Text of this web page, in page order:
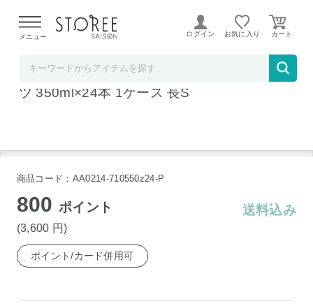
よる配送遅延が発生しております。
メニュー ログイン お気に入り
アサヒ GINON ジノン 無糖 グレープフルー
ツ 350ml×24本 1ケース 長S
商品コード：AA0214-710550z24-P
800ポイント
(3,600 円)
送料込み
ポイント/カード併用可